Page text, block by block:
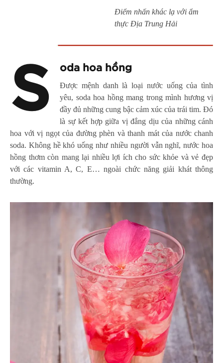
Điểm nhấn khác lạ với ẩm
thực Địa Trung Hải
S oda hoa hồng
Được mệnh danh là loại nước uống của tình
yêu, soda hoa hồng mang trong mình hương vị
đầy đủ những cung bậc cảm xúc của trái tim. Đó
là sự kết hợp giữa vị đắng dịu của những cánh
hoa với vị ngọt của đường phèn và thanh mát của nước chanh
soda. Không hề khó uống như nhiều người vẫn nghĩ, nước hoa
hồng thơm còn mang lại nhiều lợi ích cho sức khỏe và vẻ đẹp
với các vitamin A, C, E… ngoài chức năng giải khát thông
thường.